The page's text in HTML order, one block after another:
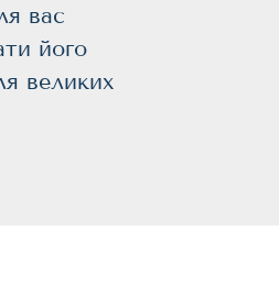
вас
його
великих